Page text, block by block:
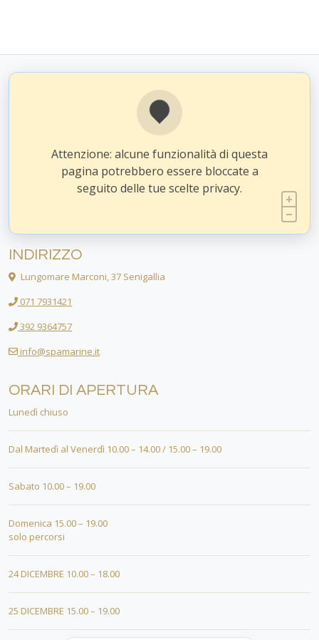
Attenzione: alcune funzionalità di questa
pagina potrebbero essere bloccate a
seguito delle tue scelte privacy.
INDIRIZZO
Lungomare Marconi, 37 Senigallia
071 7931421
392 9364757
info@spamarine.it
ORARI DI APERTURA
Lunedì chiuso
Dal Martedì al Venerdì 10.00 – 14.00 / 15.00 – 19.00
Sabato 10.00 – 19.00
Domenica 15.00 – 19.00
solo percorsi
24 DICEMBRE 10.00 – 18.00
25 DICEMBRE 15.00 – 19.00